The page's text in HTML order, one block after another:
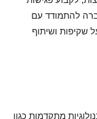
להתמודד עם
שקיפות ושיתוף
מתקדמות כגון